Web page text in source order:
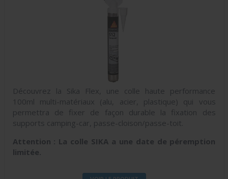
Découvrez la Sika Flex, une colle haute performance
100ml multi-matériaux (alu, acier, plastique) qui vous
permettra de fixer de façon durable la fixation des
supports camping-car, passe-cloison/passe-toit.
Attention : La colle SIKA a une date de péremption
limitée.